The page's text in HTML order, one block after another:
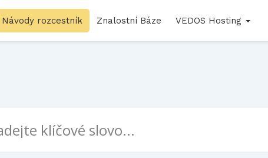
Návody rozcestník Znalostní Báze VEDOS Hosting